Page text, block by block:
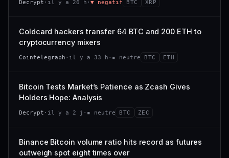
−0,4 % −2,9 %
−94,7 % #101
CONFIANCE
VAR. 7 J
CONFIANCE
Decrypt · il y a 26 h · ▼ négatif BTC XRP
Coldcard hackers transfer 64 BTC and 200 ETH to
cryptocurrency mixers
Cointelegraph · il y a 33 h · ▪ neutre BTC ETH
Bitcoin Tests Market’s Patience as Zcash Gives
Holders Hope: Analysis
Decrypt · il y a 2 j · ▪ neutre BTC ZEC
Binance Bitcoin volume ratio hits record as futures
outweigh spot eight times over